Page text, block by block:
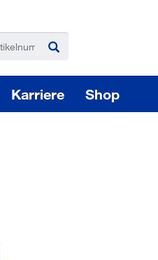
Karriere Shop